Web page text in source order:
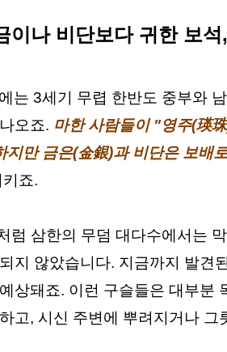
금이나 비단보다 귀한
오죠. 마한 사람들이 "영주(瑛
지만 금은(金銀)과 비단은 보배
죠.
지 않았습니다. 지금까지 발견
상돼죠. 이런 구슬들은 대부분
고, 시신 주변에 뿌려지거나 그